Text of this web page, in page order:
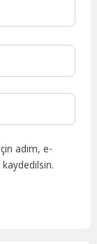
adım, e-